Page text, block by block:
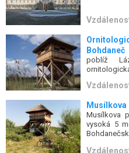
Bohdaneč
poblíž
Musílkova
vysoká 5